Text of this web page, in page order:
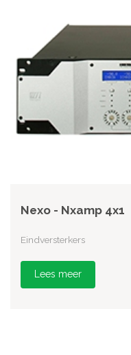
Nexo - Nxamp 4x1
Eindversterkers
Lees meer